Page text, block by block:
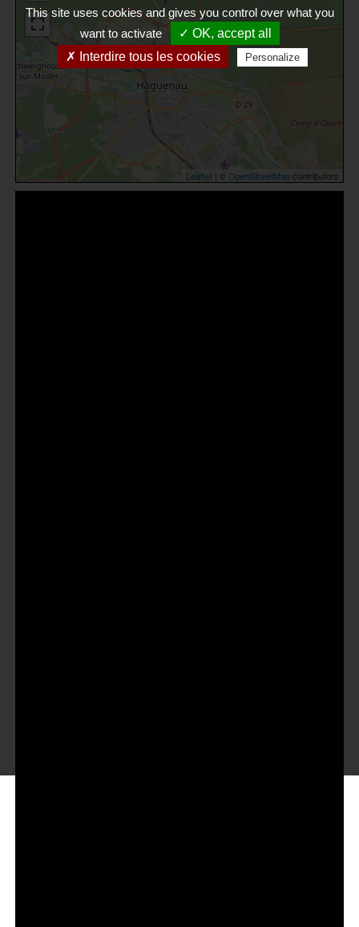
Leaflet| © OpenStreetMapcontributors
This site uses cookies and gives you control over what you
want to activate
✓ OK, accept all
✗ Interdire tous les cookies
Personalize